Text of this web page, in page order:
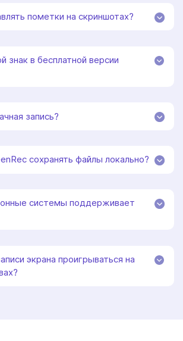
пометки на скриншотах?
знак в бесплатной версии
запись?
сохранять файлы локально?
системы поддерживает
экрана проигрываться на